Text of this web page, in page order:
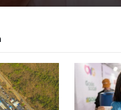
Faz Tudo e
Linha